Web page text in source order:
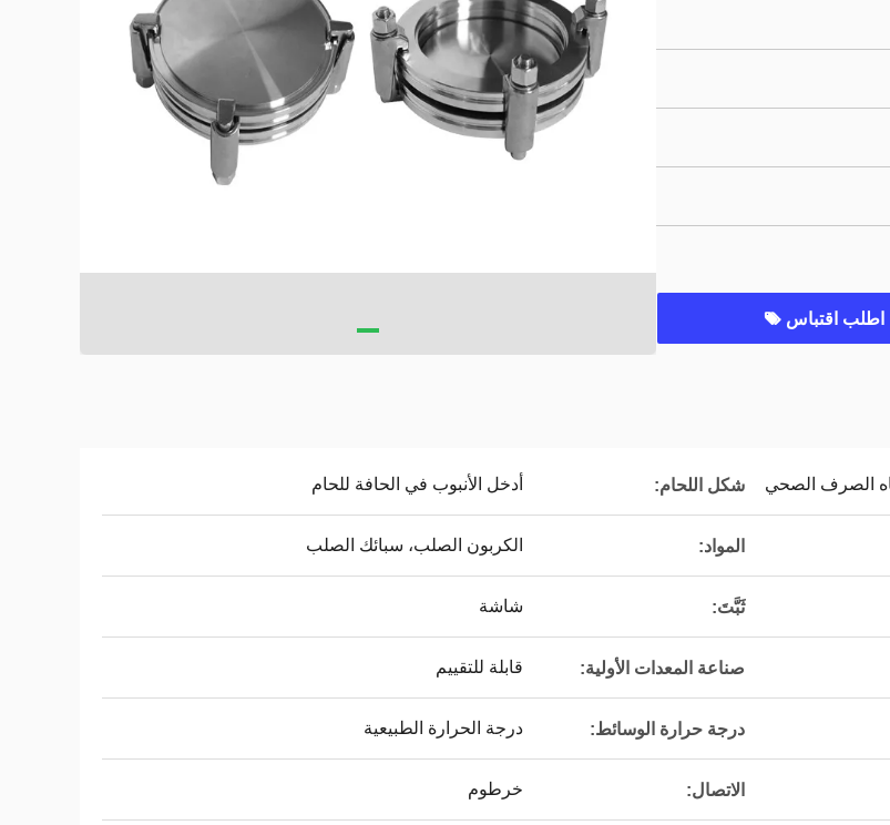
اطلب اقتباس
الصرف الصحي شكل اللحام: أدخل الأنبوب في الحافة للحام
المواد: الكربون الصلب، سبائك الصلب
ثَبَّتَ: شاشة
صناعة المعدات الأولية: قابلة للتقييم
درجة حرارة الوسائط: درجة الحرارة الطبيعية
الاتصال: خرطوم